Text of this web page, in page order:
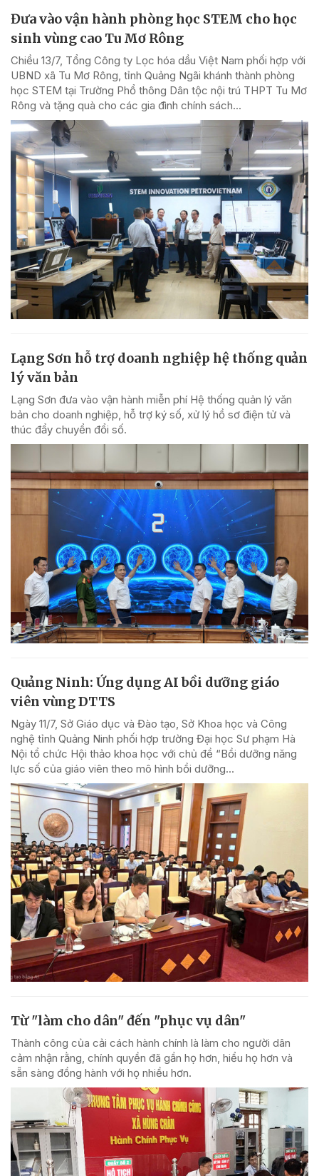
Đưa vào vận hành phòng học STEM cho học
sinh vùng cao Tu Mơ Rông
Chiều 13/7, Tổng Công ty Lọc hóa dầu Việt Nam phối hợp với
UBND xã Tu Mơ Rông, tỉnh Quảng Ngãi khánh thành phòng
học STEM tại Trường Phổ thông Dân tộc nội trú THPT Tu Mơ
Rông và tặng quà cho các gia đình chính sách...
Lạng Sơn hỗ trợ doanh nghiệp hệ thống quản
lý văn bản
Lạng Sơn đưa vào vận hành miễn phí Hệ thống quản lý văn
bản cho doanh nghiệp, hỗ trợ ký số, xử lý hồ sơ điện tử và
thúc đẩy chuyển đổi số.
Quảng Ninh: Ứng dụng AI bồi dưỡng giáo
viên vùng DTTS
Ngày 11/7, Sở Giáo dục và Đào tạo, Sở Khoa học và Công
nghệ tỉnh Quảng Ninh phối hợp trường Đại học Sư phạm Hà
Nội tổ chức Hội thảo khoa học với chủ đề “Bồi dưỡng năng
lực số của giáo viên theo mô hình bồi dưỡng...
Từ "làm cho dân" đến "phục vụ dân"
Thành công của cải cách hành chính là làm cho người dân
cảm nhận rằng, chính quyền đã gần họ hơn, hiểu họ hơn và
sẵn sàng đồng hành với họ nhiều hơn.